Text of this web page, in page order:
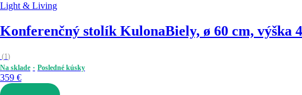
Light & Living
Konferenčný stolík KulonaBiely, ø 60 cm, výška
(1)
Na sklade
Posledné kúsky
359 €